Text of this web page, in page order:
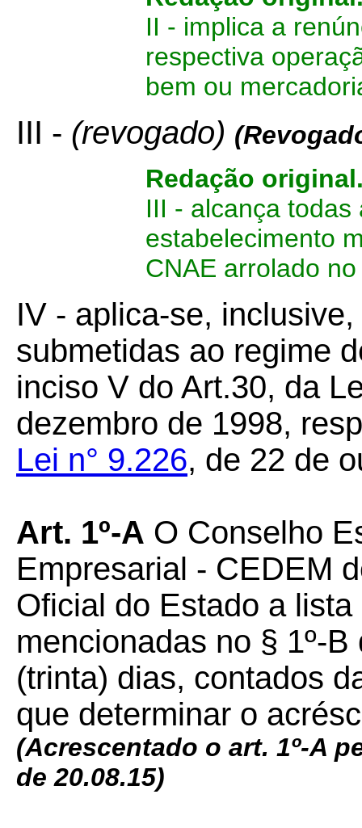
II - implica a
respectiva
bem ou
III - (revogado)
Redação
III - alcança
estabelecimento
CNAE arrolado no
IV - aplica-se,
submetidas ao regime
inciso V do Art.30, da
dezembro de 1998,
Lei n° 9.226, de 22 de
Art. 1º-A O Conselho
Empresarial - CEDEM
Oficial do Estado a
mencionadas no § 1º-
(trinta) dias, contados
que determinar o
(Acrescentado o art. 1º-A
de 20.08.15)